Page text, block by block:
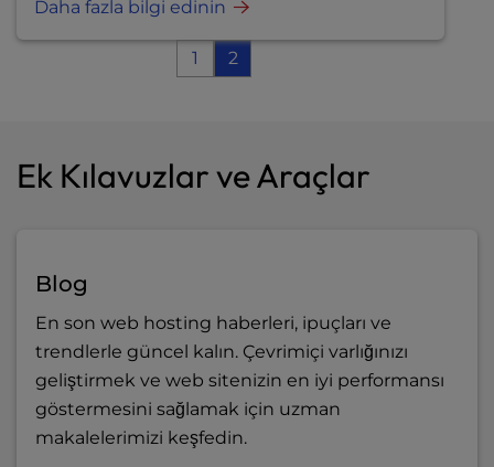
Daha fazla bilgi edinin
1 2
Ek Kılavuzlar ve Araçlar
Blog
En son web hosting haberleri, ipuçları ve
trendlerle güncel kalın. Çevrimiçi varlığınızı
geliştirmek ve web sitenizin en iyi performansı
göstermesini sağlamak için uzman
makalelerimizi keşfedin.